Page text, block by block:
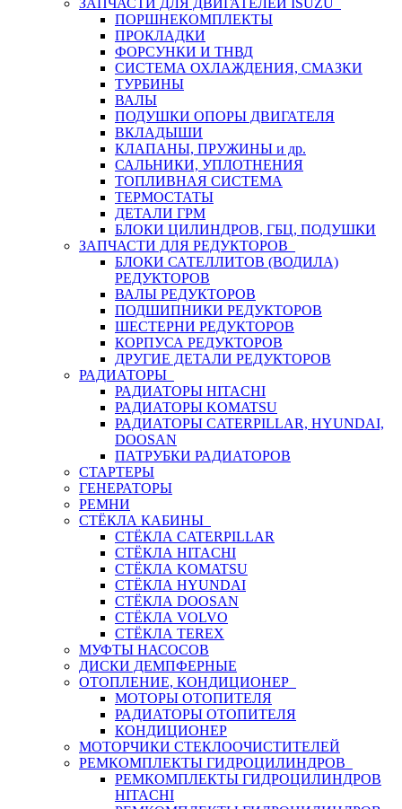
ЗАПЧАСТИ ДЛЯ ДВИГАТЕЛЕЙ ISUZU
ПОРШНЕКОМПЛЕКТЫ
ПРОКЛАДКИ
ФОРСУНКИ И ТНВД
СИСТЕМА ОХЛАЖДЕНИЯ, СМАЗКИ
ТУРБИНЫ
ВАЛЫ
ПОДУШКИ ОПОРЫ ДВИГАТЕЛЯ
ВКЛАДЫШИ
КЛАПАНЫ, ПРУЖИНЫ и др.
САЛЬНИКИ, УПЛОТНЕНИЯ
ТОПЛИВНАЯ СИСТЕМА
ТЕРМОСТАТЫ
ДЕТАЛИ ГРМ
БЛОКИ ЦИЛИНДРОВ, ГБЦ, ПОДУШКИ
ЗАПЧАСТИ ДЛЯ РЕДУКТОРОВ
БЛОКИ САТЕЛЛИТОВ (ВОДИЛА)
РЕДУКТОРОВ
ВАЛЫ РЕДУКТОРОВ
ПОДШИПНИКИ РЕДУКТОРОВ
ШЕСТЕРНИ РЕДУКТОРОВ
КОРПУСА РЕДУКТОРОВ
ДРУГИЕ ДЕТАЛИ РЕДУКТОРОВ
РАДИАТОРЫ
РАДИАТОРЫ HITACHI
РАДИАТОРЫ KOMATSU
РАДИАТОРЫ CATERPILLAR, HYUNDAI,
DOOSAN
ПАТРУБКИ РАДИАТОРОВ
СТАРТЕРЫ
ГЕНЕРАТОРЫ
РЕМНИ
СТЁКЛА КАБИНЫ
СТЁКЛА CATERPILLAR
СТЁКЛА HITACHI
СТЁКЛА KOMATSU
СТЁКЛА HYUNDAI
СТЁКЛА DOOSAN
СТЁКЛА VOLVO
СТЁКЛА TEREX
МУФТЫ НАСОСОВ
ДИСКИ ДЕМПФЕРНЫЕ
ОТОПЛЕНИЕ, КОНДИЦИОНЕР
МОТОРЫ ОТОПИТЕЛЯ
РАДИАТОРЫ ОТОПИТЕЛЯ
КОНДИЦИОНЕР
МОТОРЧИКИ СТЕКЛООЧИСТИТЕЛЕЙ
РЕМКОМПЛЕКТЫ ГИДРОЦИЛИНДРОВ
РЕМКОМПЛЕКТЫ ГИДРОЦИЛИНДРОВ
HITACHI